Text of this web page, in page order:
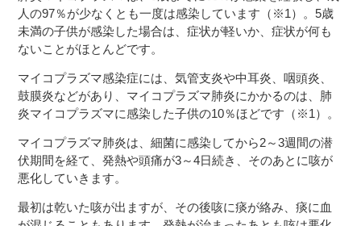
人の97％が少なくとも一度は感染しています（※1）。5歳
未満の子供が感染した場合は、症状が軽いか、症状が何も
ないことがほとんどです。
マイコプラズマ感染症には、気管支炎や中耳炎、咽頭炎、
鼓膜炎などがあり、マイコプラズマ肺炎にかかるのは、肺
炎マイコプラズマに感染した子供の10％ほどです（※1）。
マイコプラズマ肺炎は、細菌に感染してから2～3週間の潜
伏期間を経て、発熱や頭痛が3～4日続き、そのあとに咳が
悪化していきます。
最初は乾いた咳が出ますが、その後咳に痰が絡み、痰に血